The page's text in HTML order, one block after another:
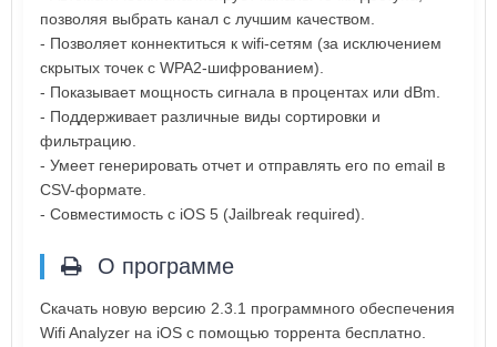
позволяя выбрать канал с лучшим качеством.
- Позволяет коннектиться к wifi-сетям (за исключением
скрытых точек с WPA2-шифрованием).
- Показывает мощность сигнала в процентах или dBm.
- Поддерживает различные виды сортировки и
фильтрацию.
- Умеет генерировать отчет и отправлять его по email в
CSV-формате.
- Совместимость с iOS 5 (Jailbreak required).
О программе
Скачать новую версию 2.3.1 программного обеспечения
Wifi Analyzer на iOS с помощью торрента бесплатно.